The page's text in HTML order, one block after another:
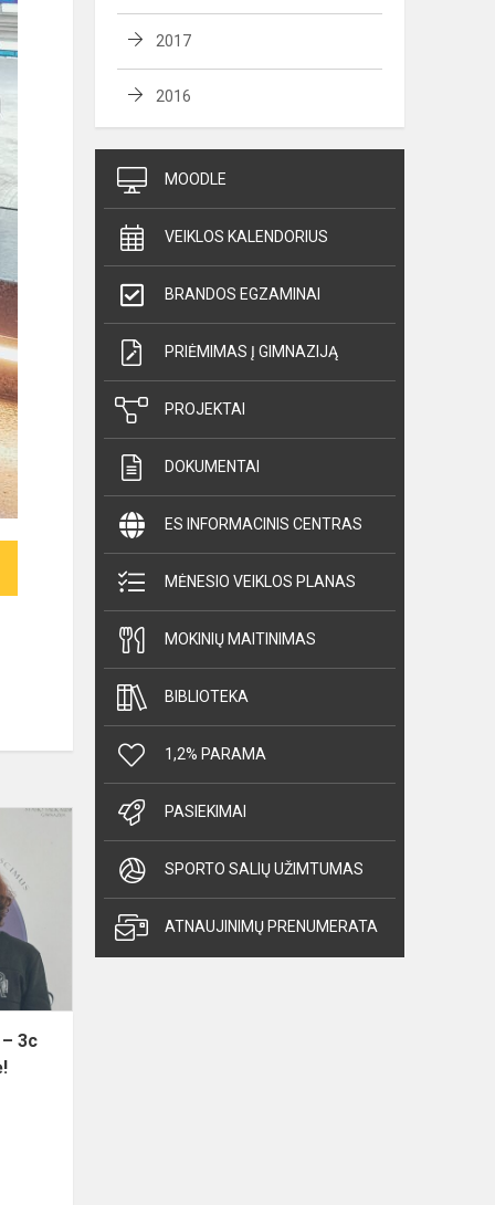
Matematikos
olimpiadoje
3c
2017
2016
MOODLE
VEIKLOS KALENDORIUS
BRANDOS EGZAMINAI
PRIĖMIMAS Į GIMNAZIJĄ
PROJEKTAI
DOKUMENTAI
ES INFORMACINIS CENTRAS
MĖNESIO VEIKLOS PLANAS
MOKINIŲ MAITINIMAS
BIBLIOTEKA
1,2% PARAMA
PASIEKIMAI
SPORTO SALIŲ UŽIMTUMAS
ATNAUJINIMŲ PRENUMERATA